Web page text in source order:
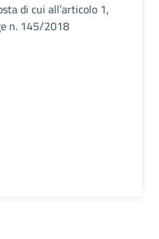
di cui all’articolo 1,
n. 145/2018